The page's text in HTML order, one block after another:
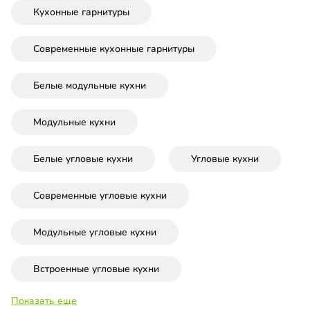
Кухонные гарнитуры
Современные кухонные гарнитуры
Белые модульные кухни
Модульные кухни
Белые угловые кухни Угловые кухни
Современные угловые кухни
Модульные угловые кухни
Встроенные угловые кухни
Показать еще